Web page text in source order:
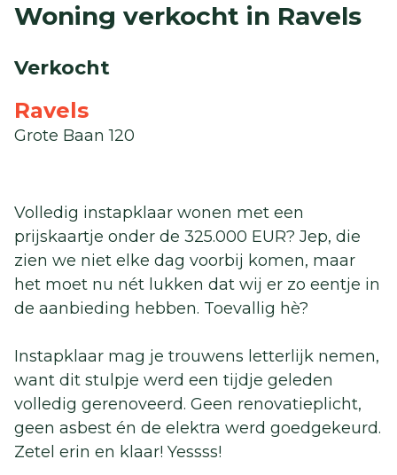
Woning verkocht in Ravels
Verkocht
Ravels
Grote Baan 120
Volledig instapklaar wonen met een
prijskaartje onder de 325.000 EUR? Jep, die
zien we niet elke dag voorbij komen, maar
het moet nu nét lukken dat wij er zo eentje in
de aanbieding hebben. Toevallig hè?
Instapklaar mag je trouwens letterlijk nemen,
want dit stulpje werd een tijdje geleden
volledig gerenoveerd. Geen renovatieplicht,
geen asbest én de elektra werd goedgekeurd.
Zetel erin en klaar! Yessss!